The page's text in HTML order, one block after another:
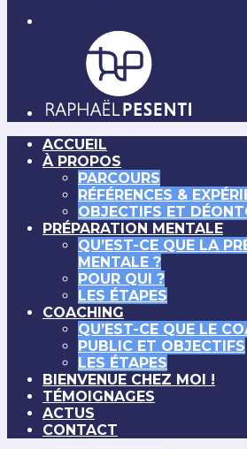
ACCUEIL
À PROPOS
PARCOURS
RÉFÉRENCES &
OBJECTIFS ET
PRÉPARATION MENTALE
QU’EST-CE QUE LA
MENTALE ?
POUR QUI ?
LES ÉTAPES
COACHING
QU’EST-CE QUE LE
PUBLIC ET OBJECTIFS
LES ÉTAPES
BIENVENUE CHEZ MOI !
TÉMOIGNAGES
ACTUS
CONTACT